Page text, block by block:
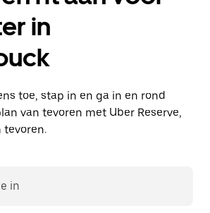
in
toe, stap in en ga in en rond
van tevoren met Uber Reserve,
tevoren.
in